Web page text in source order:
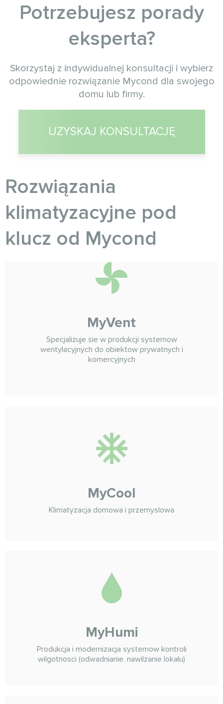
Potrzebujesz porady
eksperta?
Skorzystaj z indywidualnej konsultacji i wybierz
odpowiednie rozwiązanie Mycond dla swojego
domu lub firmy.
UZYSKAJ KONSULTACJĘ
Rozwiązania
klimatyzacyjne pod
klucz od Myсond
MyVent
Specjalizuje sie w produkcji systemow
wentylacyjnych do obiektow prywatnych i
komercyjnych
MyCool
Klimatyzacja domowa i przemyslowa
MyHumi
Produkcja i modernizacja systemow kontroli
wilgotnosci (odwadnianie, nawilzanie lokalu)